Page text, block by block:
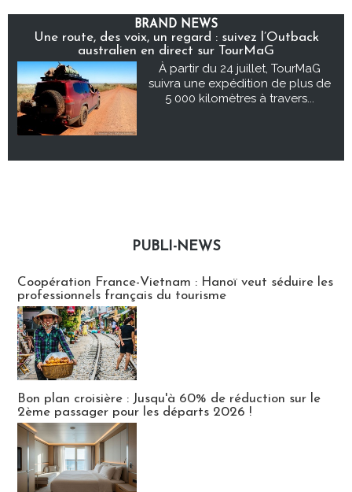
BRAND NEWS
Une route, des voix, un regard : suivez l’Outback
australien en direct sur TourMaG
À partir du 24 juillet, TourMaG
suivra une expédition de plus de
5 000 kilomètres à travers...
PUBLI-NEWS
Coopération France-Vietnam : Hanoï veut séduire les
professionnels français du tourisme
Bon plan croisière : Jusqu'à 60% de réduction sur le
2ème passager pour les départs 2026 !